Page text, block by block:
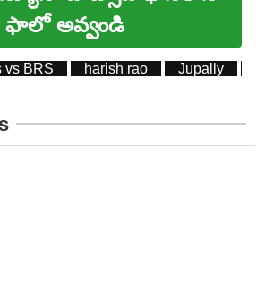
ఫాలో అవ్వండి
vs BRS harish rao Jupally